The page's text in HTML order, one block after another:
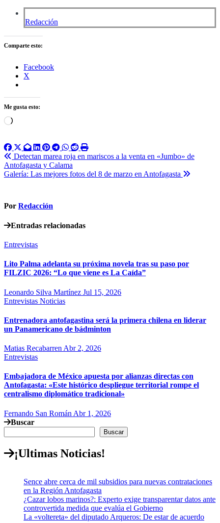
Redacción
Comparte esto:
Facebook
X
Me gusta esto:
Cargando...
Navegación
de
Detectan marea roja en mariscos a la venta en «Jumbo» de
Antofagasta y Calama
Galería: Las mejores fotos del 8 de marzo en Antofagasta
Por Redacción
Entradas relacionadas
Entrevistas
Lito Palma adelanta su próxima novela tras su paso por
FILZIC 2026: “Lo que viene es La Caída”
Leonardo Silva Martínez Jul 15, 2026
Entrevistas Noticias
Entrenadora antofagastina será la primera chilena en liderar
un Panamericano de bádminton
Matias Recabarren Abr 2, 2026
Entrevistas
Embajadora de México apuesta por alianzas directas con
Antofagasta: «Este histórico despliegue territorial rompe el
centralismo diplomático tradicional»
Fernando San Román Abr 1, 2026
Buscar
Buscar
¡Ultimas Noticias!
Sence abre cerca de mil subsidios para nuevas contrataciones
en la Región Antofagasta
¿Cazar lobos marinos?: Experto exige transparentar datos ante
controvertida medida que evalúa el Gobierno
La «voltereta» del diputado Arqueros: De estar de acuerdo